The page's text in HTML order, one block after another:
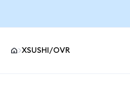
XSUSHI/OVR